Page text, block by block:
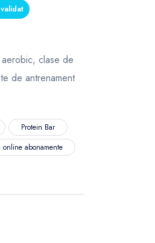
clase de
de antrenament
Protein Bar
online abonamente